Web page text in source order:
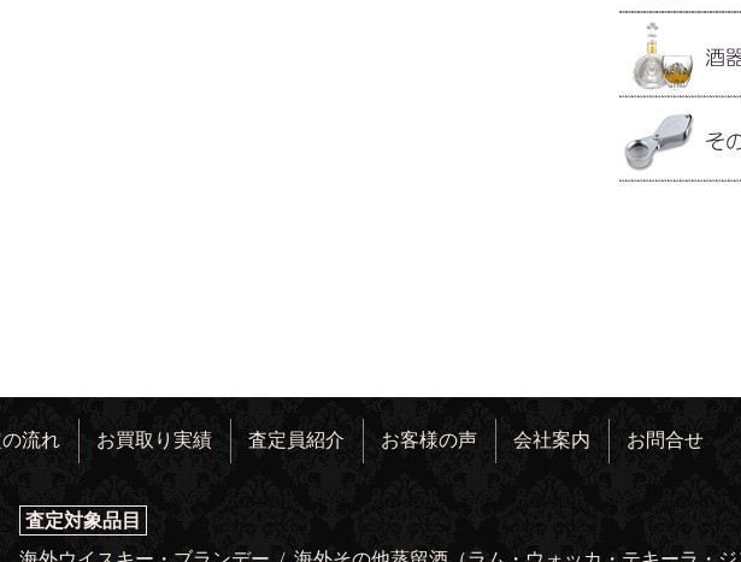
流れ お買取り実績 査定員紹介 お客様の声 会社案内 お問合せ
査定対象品目